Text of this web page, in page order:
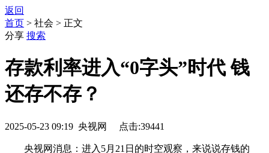
返回
首页 > 社会 > 正文
分享 搜索
存款利率进入“0字头”时代 钱
还存不存？
2025-05-23 09:19 央视网 点击:39441
央视网消息：进入5月21日的时空观察，来说说存钱的